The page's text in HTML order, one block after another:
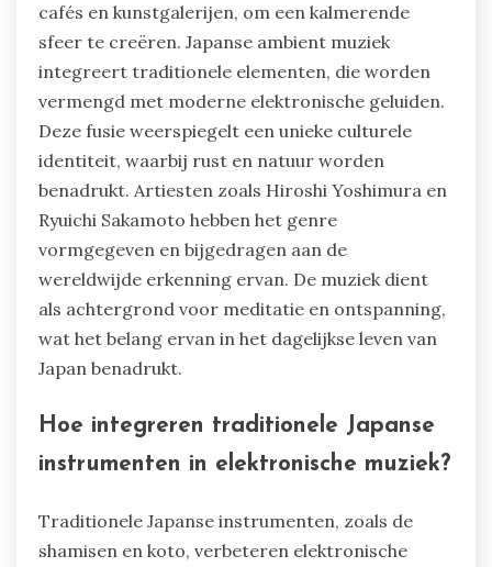
cafés en kunstgalerijen, om een kalmerende
sfeer te creëren. Japanse ambient muziek
integreert traditionele elementen, die worden
vermengd met moderne elektronische geluiden.
Deze fusie weerspiegelt een unieke culturele
identiteit, waarbij rust en natuur worden
benadrukt. Artiesten zoals Hiroshi Yoshimura en
Ryuichi Sakamoto hebben het genre
vormgegeven en bijgedragen aan de
wereldwijde erkenning ervan. De muziek dient
als achtergrond voor meditatie en ontspanning,
wat het belang ervan in het dagelijkse leven van
Japan benadrukt.
Hoe integreren traditionele Japanse
instrumenten in elektronische muziek?
Traditionele Japanse instrumenten, zoals de
shamisen en koto, verbeteren elektronische